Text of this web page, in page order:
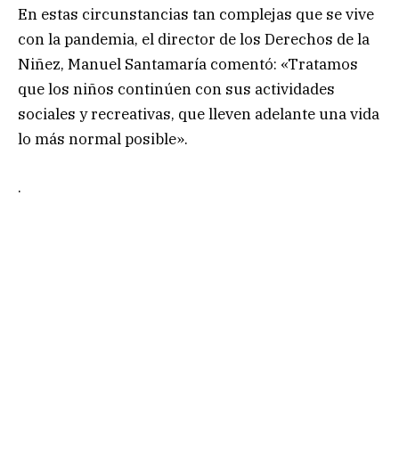
En estas circunstancias tan complejas que se vive
con la pandemia, el director de los Derechos de la
Niñez, Manuel Santamaría comentó: «Tratamos
que los niños continúen con sus actividades
sociales y recreativas, que lleven adelante una vida
lo más normal posible».
.